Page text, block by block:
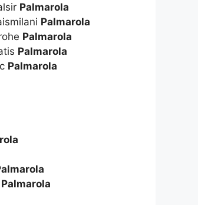
Palmarola
Palmarola
Palmarola
Palmarola
Palmarola
Palmarola